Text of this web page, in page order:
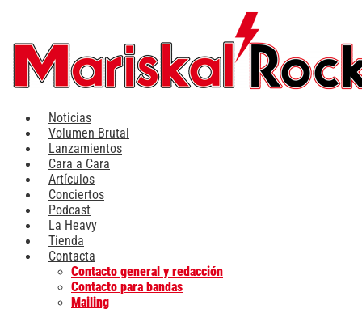
contenido
Noticias
Volumen Brutal
Lanzamientos
Cara a Cara
Artículos
Conciertos
Podcast
La Heavy
Tienda
Contacta
Contacto general y redacción
Contacto para bandas
Mailing